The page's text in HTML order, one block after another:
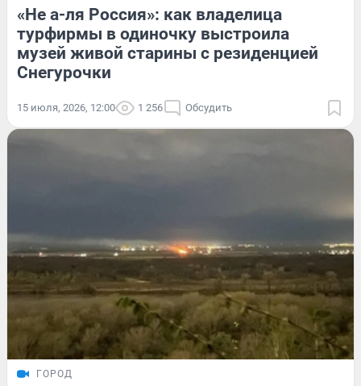
«Не а-ля Россия»: как владелица
турфирмы в одиночку выстроила
музей живой старины с резиденцией
Снегурочки
15 июля, 2026, 12:00 1 256 Обсудить
ГОРОД